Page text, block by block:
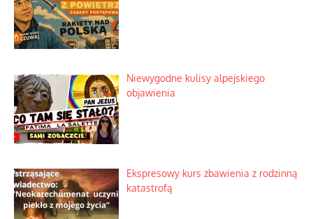
Niewygodne kulisy alpejskiego
objawienia
Ekspresowy kurs zbawienia z rodzinną
katastrofą